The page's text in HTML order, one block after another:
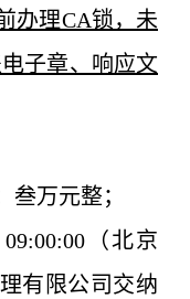
办理CA锁，未
子章、响应文
叁万元整；
09:00:00（北京
有限公司交纳